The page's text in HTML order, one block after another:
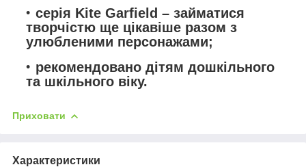
серія Kite Garfield – займатися
творчістю ще цікавіше разом з
улюбленими персонажами;
рекомендовано дітям дошкільного
та шкільного віку.
Приховати
Характеристики